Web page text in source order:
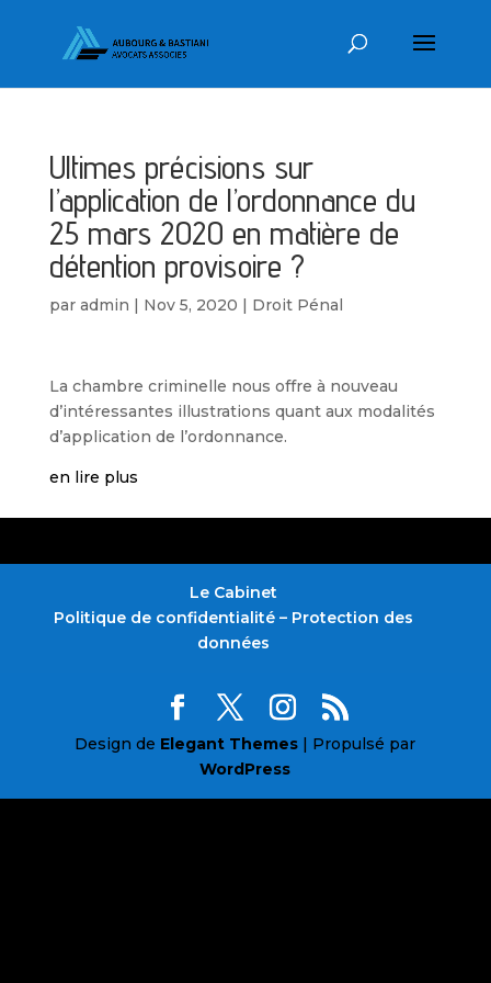
Ultimes précisions sur
l’application de l’ordonnance du
25 mars 2020 en matière de
détention provisoire ?
par admin | Nov 5, 2020 | Droit Pénal
La chambre criminelle nous offre à nouveau
d’intéressantes illustrations quant aux modalités
d’application de l’ordonnance.
en lire plus
Le Cabinet
Politique de confidentialité – Protection des
données
Design de Elegant Themes | Propulsé par
WordPress